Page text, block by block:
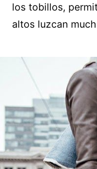
los tobillos,
altos luzcan